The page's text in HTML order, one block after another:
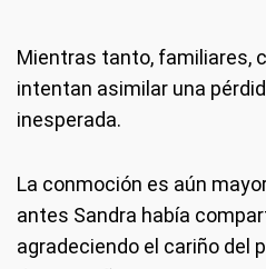
Mientras tanto, familiares,
intentan asimilar una
inesperada.
La conmoción es aún
antes Sandra había
agradeciendo el cariño del